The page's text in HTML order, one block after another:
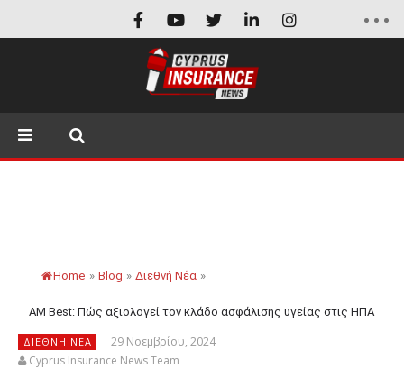
Home » Blog » Διεθνή Νέα »
AM Best: Πώς αξιολογεί τον κλάδο ασφάλισης υγείας στις ΗΠΑ
ΔΙΕΘΝΉ ΝΈΑ
29 Νοεμβρίου, 2024
Cyprus Insurance News Team